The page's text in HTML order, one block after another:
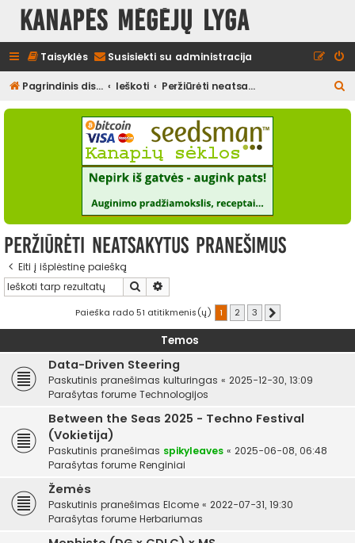
Kanapės mėgėjų lyga
Taisyklės Susisiekti su administracija
Pagrindinis diskusijų puslapis Ieškoti Peržiūrėti neatsakytus pranešimus
e
Peržiūrėti neatsakytus pranešimus
Eiti į išplėstinę paiešką
Ieškoti
Paieška rado 51 atitikmenis(ų) 1 2 3
Temos
Data-Driven Steering
Paskutinis pranešimas kulturingas « 2025-12-30, 13:09
Parašytas forume Technologijos
Between the Seas 2025 - Techno Festival
(Vokietija)
Paskutinis pranešimas spikyleaves « 2025-06-08, 06:48
Parašytas forume Renginiai
Žemės
Paskutinis pranešimas Elcome « 2022-07-31, 19:30
Parašytas forume Herbariumas